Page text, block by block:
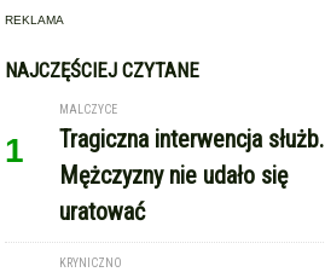
REKLAMA
NAJCZĘŚCIEJ CZYTANE
1
MALCZYCE
Tragiczna interwencja służb.
Mężczyzny nie udało się
uratować
KRYNICZNO